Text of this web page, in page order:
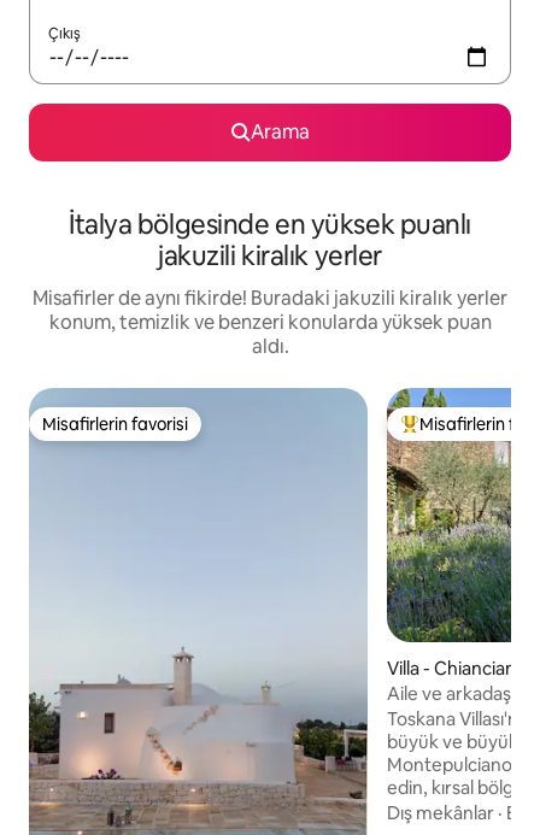
Çıkış
Arama
İtalya bölgesinde en yüksek puanlı
jakuzili kiralık yerler
Misafirler de aynı fikirde! Buradaki jakuzili kiralık yerler
konum, temizlik ve benzeri konularda yüksek puan
aldı.
Misafirlerin favorisi
Misafirlerin favorisi Misafirlerin
Misafirlerin
Villa - Chianciano
Aile ve arkadaşlar
büyüleyici Toskana
Toskana
büyük ve
Montepulciano,
edin, kırsal
kaplıcaları
Dış mekânlar ·